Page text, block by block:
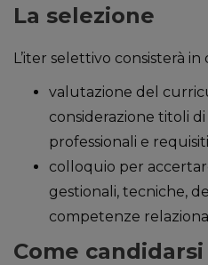
La selezione
L’iter selettivo consisterà in
valutazione del
considerazione titoli
professionali e
colloquio per
gestionali, tecniche,
competenze
Come candidarsi